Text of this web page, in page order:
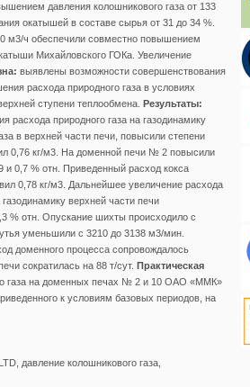
давления колошникового газа от 133
окатышей в составе сырья от 31 до 34 %.
м3/ч обеспечили совместно повышением
Михайловского ГОКа. Увеличение
выявлены возможности совершенствования
расхода природного газа в условиях
ступени теплообмена. Результаты:
природного газа на газодинамику
в верхней части печи, повысили степени
0,76 кг/м3. На доменной печи № 2 повысили
и 0,7 % отн. Приведенный расход кокса
0,78 кг/м3. Дальнейшее увеличение расхода
верхней части печи
% отн. Опускание шихты происходило с
уменьшили с 3210 до 3138 м3/мин.
доменного процесса сопровождалось
сократилась на 88 т/сут. Практическая
газа на доменных печах № 2 и 10 ОАО «ММК»
к условиям базовых периодов, на
давление колошникового газа,